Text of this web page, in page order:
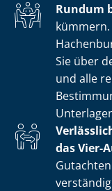
Rundum
Sie über
und alle
das Vier-